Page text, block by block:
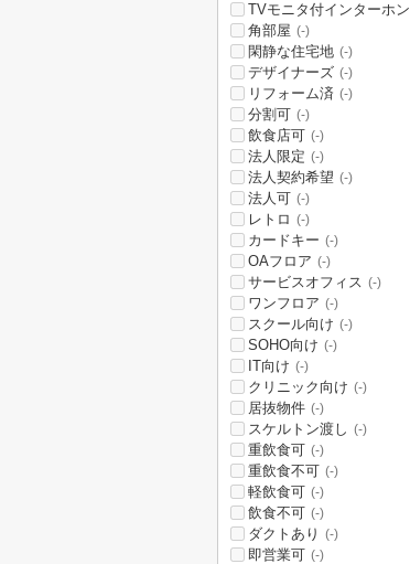
TVモニタ付インターホン
角部屋 (-)
閑静な住宅地 (-)
デザイナーズ (-)
リフォーム済 (-)
分割可 (-)
飲食店可 (-)
法人限定 (-)
法人契約希望 (-)
法人可 (-)
レトロ (-)
カードキー (-)
OAフロア (-)
サービスオフィス (-)
ワンフロア (-)
スクール向け (-)
SOHO向け (-)
IT向け (-)
クリニック向け (-)
居抜物件 (-)
スケルトン渡し (-)
重飲食可 (-)
重飲食不可 (-)
軽飲食可 (-)
飲食不可 (-)
ダクトあり (-)
即営業可 (-)